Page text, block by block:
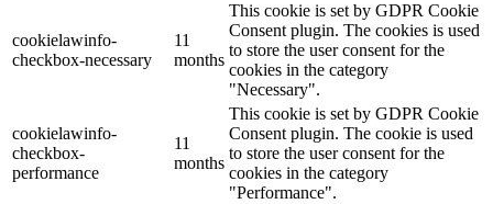
cookielawinfo-
checkbox-necessary
11
months
This cookie is set by GDPR Cookie
Consent plugin. The cookies is used
to store the user consent for the
cookies in the category
"Necessary".
cookielawinfo-
checkbox-
performance
11
months
This cookie is set by GDPR Cookie
Consent plugin. The cookie is used
to store the user consent for the
cookies in the category
"Performance".